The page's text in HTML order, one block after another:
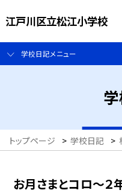
江戸川区立松江小学校
学校日記メニュー
トップページ > 学校日記 >
お月さまとコロ～